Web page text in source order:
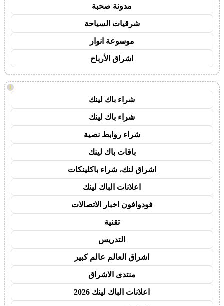
مدونة صحبة
شرقيات السياحة
موسوعة انوار
اشراق الأرباح
!
شراء باك لينك
شراء باك لينك
شراء روابط نصية
باقات باك لينك
اشراق لنك، شراء باكلينكات
اعلانات الباك لينك
فودوافون اخبار الاتصالات
تقنية
التدريس
اشراق العالم عالم كبير
منتدى الاشراق
اعلانات الباك لينك 2026